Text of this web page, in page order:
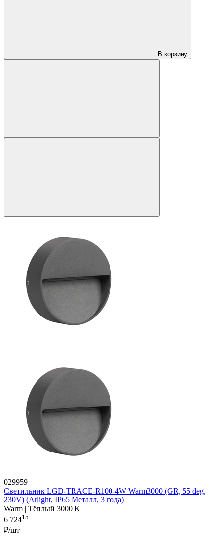
В корзину
029959
Светильник LGD-TRACE-R100-4W Warm3000 (GR, 55 deg,
230V) (Arlight, IP65 Металл, 3 года)
Warm | Тёплый 3000 K
6 72415
₽/шт